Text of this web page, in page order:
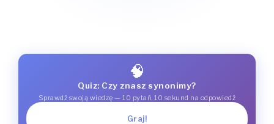
🧠
Quiz: Czy znasz synonimy?
Sprawdź swoją wiedzę — 10 pytań, 10 sekund na odpowiedź
Graj!